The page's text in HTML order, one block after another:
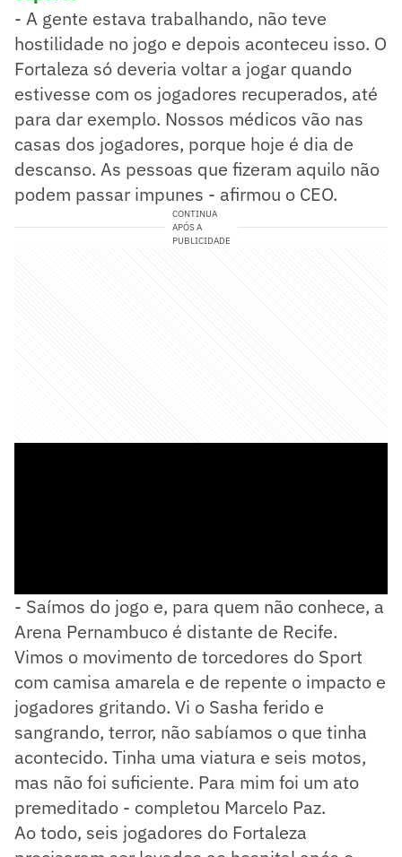
- A gente estava trabalhando, não teve
hostilidade no jogo e depois aconteceu isso. O
Fortaleza só deveria voltar a jogar quando
estivesse com os jogadores recuperados, até
para dar exemplo. Nossos médicos vão nas
casas dos jogadores, porque hoje é dia de
descanso. As pessoas que fizeram aquilo não
podem passar impunes - afirmou o CEO.
CONTINUA
APÓS A
PUBLICIDADE
- Saímos do jogo e, para quem não conhece, a
Arena Pernambuco é distante de Recife.
Vimos o movimento de torcedores do Sport
com camisa amarela e de repente o impacto e
jogadores gritando. Vi o Sasha ferido e
sangrando, terror, não sabíamos o que tinha
acontecido. Tinha uma viatura e seis motos,
mas não foi suficiente. Para mim foi um ato
premeditado - completou Marcelo Paz.
Ao todo, seis jogadores do Fortaleza